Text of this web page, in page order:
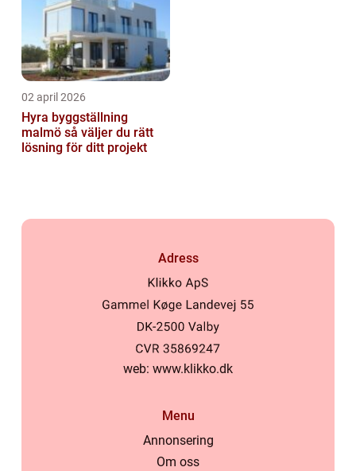
02 april 2026
Hyra byggställning
malmö så väljer du rätt
lösning för ditt projekt
Adress
web: www.klikko.dk
Menu
Annonsering
Om oss